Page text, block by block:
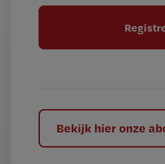
l
Bekijk hier onze